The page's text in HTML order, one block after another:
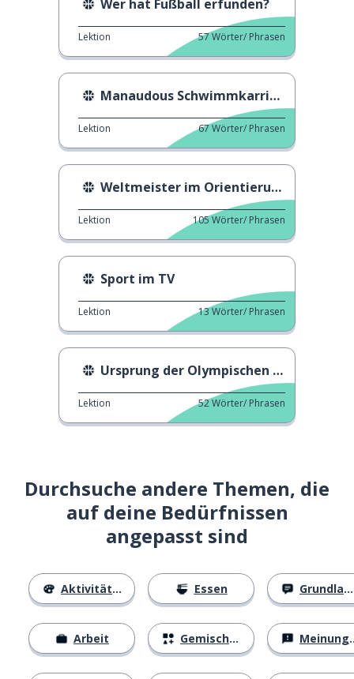
Wer hat Fußball erfunden?
Lektion 57Wörter/ Phrasen
Manaudous Schwimmkarriere
Lektion 67Wörter/ Phrasen
Weltmeister im Orientierungslauf
Lektion 105Wörter/ Phrasen
Sport im TV
Lektion 13Wörter/ Phrasen
Ursprung der Olympischen Spiele
Lektion 52Wörter/ Phrasen
Durchsuche andere Themen, die
auf deine Bedürfnissen
angepasst sind
Aktivitäten
Arbeit
Essen
Gemischtes
Grundlagen
Meinungen